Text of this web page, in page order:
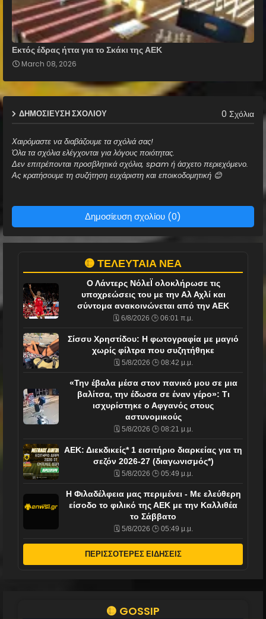
Εκτός έδρας ήττα για το Σκάκι της ΑΕΚ
March 08, 2026
ΔΗΜΟΣΊΕΥΣΗ ΣΧΟΛΊΟΥ 0 Σχόλια
Χαιρόμαστε να διαβάζουμε τα σχόλιά σας!
Όλα τα σχόλια ελέγχονται για λόγους ποιότητας.
Δεν επιτρέπονται προσβλητικά σχόλια, spam ή άσχετο περιεχόμενο.
Ας κρατήσουμε τη συζήτηση ευχάριστη και εποικοδομητική 😊
Δημοσίευση σχολίου (0)
🟡 ΤΕΛΕΥΤΑΙΑ ΝΕΑ
Ο Λάντερς ΝόλεΪ ολοκλήρωσε τις
υποχρεώσεις του με την Αλ Αχλί και
σύντομα ανακοινώνεται από την ΑΕΚ
🗓️ 6/8/2026 🕒 06:01 π.μ.
Σίσσυ Χρηστίδου: Η φωτογραφία με μαγιό
χωρίς φίλτρα που συζητήθηκε
🗓️ 5/8/2026 🕒 08:42 μ.μ.
«Την έβαλα μέσα στον πανικό μου σε μια
βαλίτσα, την έδωσα σε έναν γέρο»: Τι
ισχυρίστηκε ο Αφγανός στους
αστυνομικούς
🗓️ 5/8/2026 🕒 08:21 μ.μ.
ΑΕΚ: Διεκδικείς* 1 εισιτήριο διαρκείας για τη
σεζόν 2026-27 (διαγωνισμός*)
🗓️ 5/8/2026 🕒 05:49 μ.μ.
Η Φιλαδέλφεια μας περιμένει - Με ελεύθερη
είσοδο το φιλικό της ΑΕΚ με την Καλλιθέα
το Σάββατο
🗓️ 5/8/2026 🕒 05:49 μ.μ.
ΠΕΡΙΣΣΟΤΕΡΕΣ ΕΙΔΗΣΕΙΣ
🟡 GOSSIP